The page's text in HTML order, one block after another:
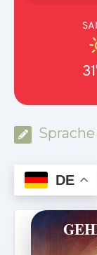
DE